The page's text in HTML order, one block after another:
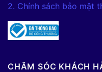
2. Chính sách bảo mật
CHĂM SÓC KHÁCH